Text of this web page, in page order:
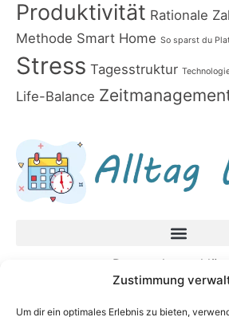
Zustimmung
Um dir ein optimales Erlebnis zu bieten,
Produktivität Rationale
Methode Smart Home So sparst du
Stress Tagesstruktur
Life-Balance
Impressum